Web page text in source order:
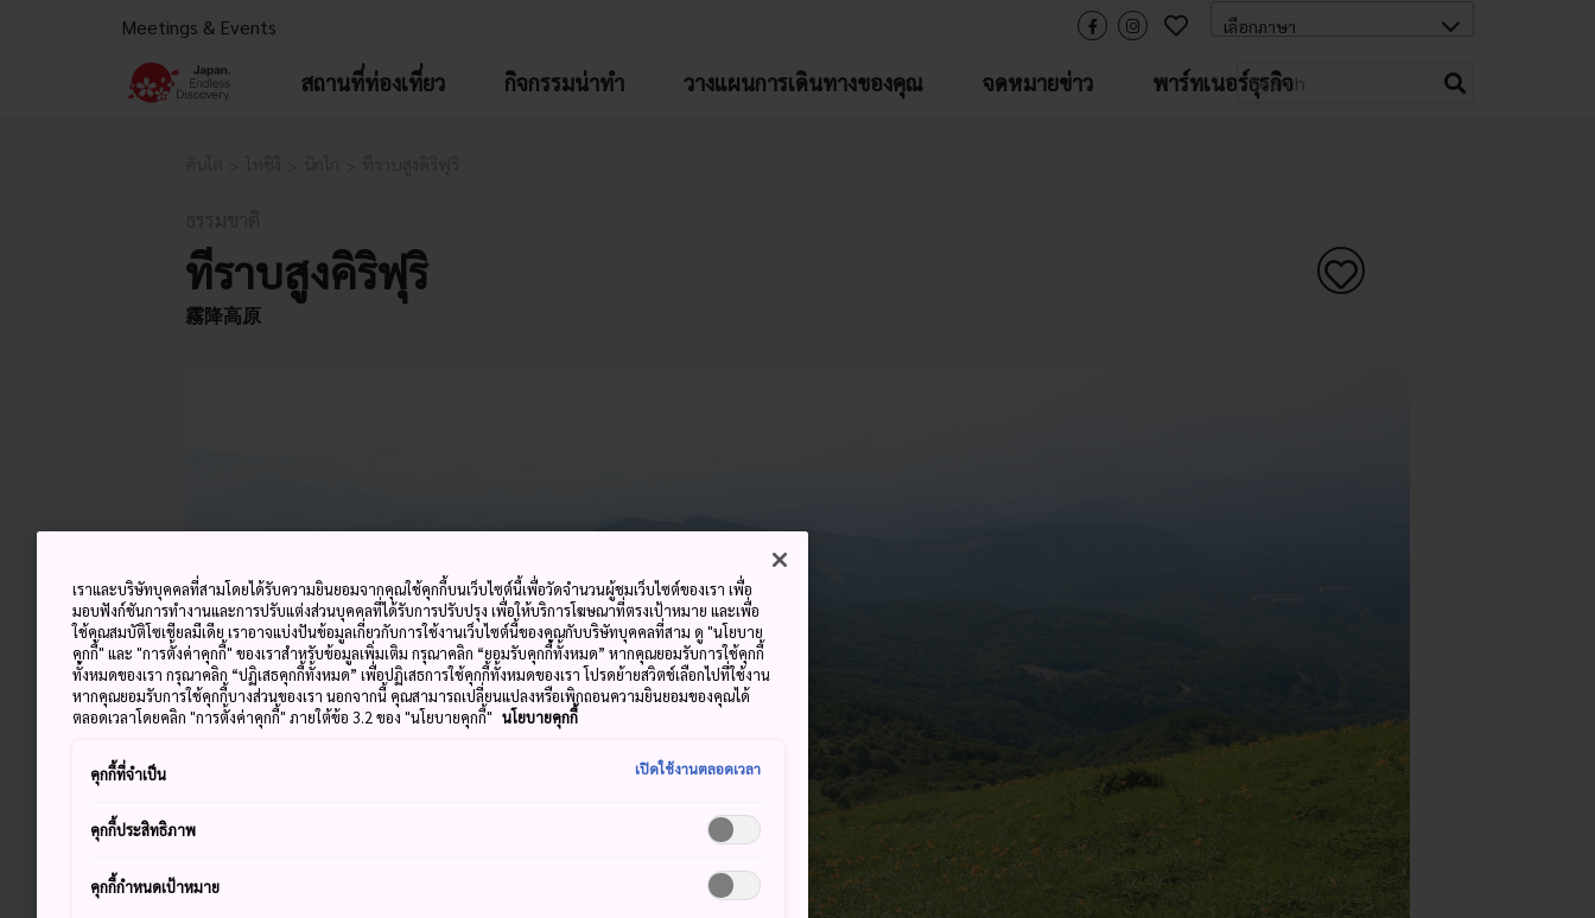
Meetings & Events
สถานที่ท่องเที่ยว กิจกรรมน่าทำ วางแผนการเดินทางของคุณ จดหมายข่าว พาร์ทเนอร์ธุรกิจ
ที่ราบสูงคิริฟุริ
霧降高原
เราและบริษัทบุคคลที่สามโดยได้รับความยินยอมจากคุณใช้คุกกี้บนเว็บไซต์นี้เพื่อวัดจำนวนผู้ชมเว็บไซต์ของเรา เพื่อ
มอบฟังก์ชันการทำงานและการปรับแต่งส่วนบุคคลที่ได้รับการปรับปรุง เพื่อให้บริการโฆษณาที่ตรงเป้าหมาย และเพื่อ
ใช้คุณสมบัติโซเชียลมีเดีย เราอาจแบ่งปันข้อมูลเกี่ยวกับการใช้งานเว็บไซต์นี้ของคุณกับบริษัทบุคคลที่สาม ดู "นโยบาย
คุกกี้" และ "การตั้งค่าคุกกี้" ของเราสำหรับข้อมูลเพิ่มเติม กรุณาคลิก “ยอมรับคุกกี้ทั้งหมด” หากคุณยอมรับการใช้คุกกี้
ทั้งหมดของเรา กรุณาคลิก “ปฏิเสธคุกกี้ทั้งหมด” เพื่อปฏิเสธการใช้คุกกี้ทั้งหมดของเรา โปรดย้ายสวิตช์เลือกไปที่ใช้งาน
หากคุณยอมรับการใช้คุกกี้บางส่วนของเรา นอกจากนี้ คุณสามารถเปลี่ยนแปลงหรือเพิกถอนความยินยอมของคุณได้
ตลอดเวลาโดยคลิก "การตั้งค่าคุกกี้" ภายใต้ข้อ 3.2 ของ "นโยบายคุกกี้" นโยบายคุกกี้
คุกกี้ที่จำเป็น เปิดใช้งานตลอดเวลา
คุกกี้ประสิทธิภาพ
คุกกี้กำหนดเป้าหมาย